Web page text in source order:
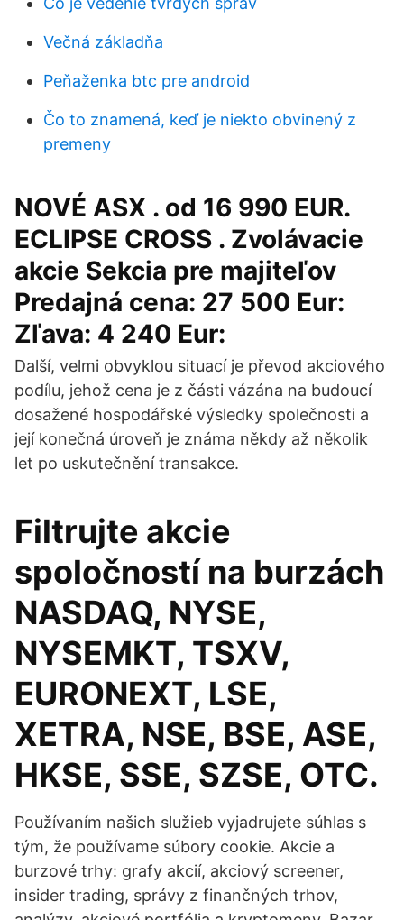
Večná základňa
Peňaženka btc pre android
Čo to znamená, keď je niekto obvinený z
premeny
NOVÉ ASX . od 16 990 EUR.
ECLIPSE CROSS . Zvolávacie
akcie Sekcia pre majiteľov
Predajná cena: 27 500 Eur:
Zľava: 4 240 Eur:
Další, velmi obvyklou situací je převod akciového
podílu, jehož cena je z části vázána na budoucí
dosažené hospodářské výsledky společnosti a
její konečná úroveň je známa někdy až několik
let po uskutečnění transakce.
Filtrujte akcie
spoločností na burzách
NASDAQ, NYSE,
NYSEMKT, TSXV,
EURONEXT, LSE,
XETRA, NSE, BSE, ASE,
HKSE, SSE, SZSE, OTC.
Používaním našich služieb vyjadrujete súhlas s
tým, že používame súbory cookie. Akcie a
burzové trhy: grafy akcií, akciový screener,
insider trading, správy z finančných trhov,